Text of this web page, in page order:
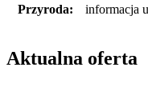
Przyroda: informacja
Aktualna oferta